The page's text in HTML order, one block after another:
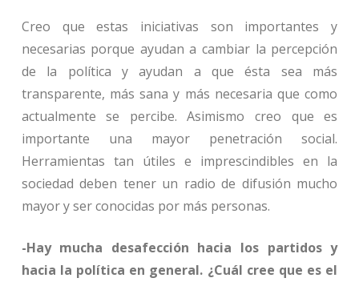
Creo que estas iniciativas son importantes y
necesarias porque ayudan a cambiar la percepción
de la política y ayudan a que ésta sea más
transparente, más sana y más necesaria que como
actualmente se percibe. Asimismo creo que es
importante una mayor penetración social.
Herramientas tan útiles e imprescindibles en la
sociedad deben tener un radio de difusión mucho
mayor y ser conocidas por más personas.
-Hay mucha desafección hacia los partidos y
hacia la política en general. ¿Cuál cree que es el